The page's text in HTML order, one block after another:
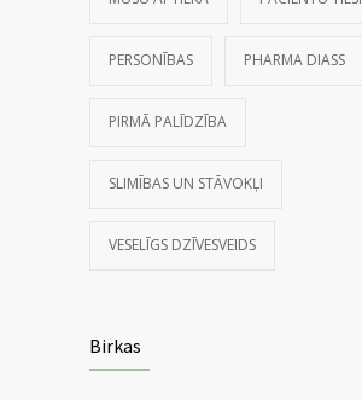
PERSONĪBAS PHARMA DIASS
PIRMĀ PALĪDZĪBA
SLIMĪBAS UN STĀVOKĻI
VESELĪGS DZĪVESVEIDS
Birkas